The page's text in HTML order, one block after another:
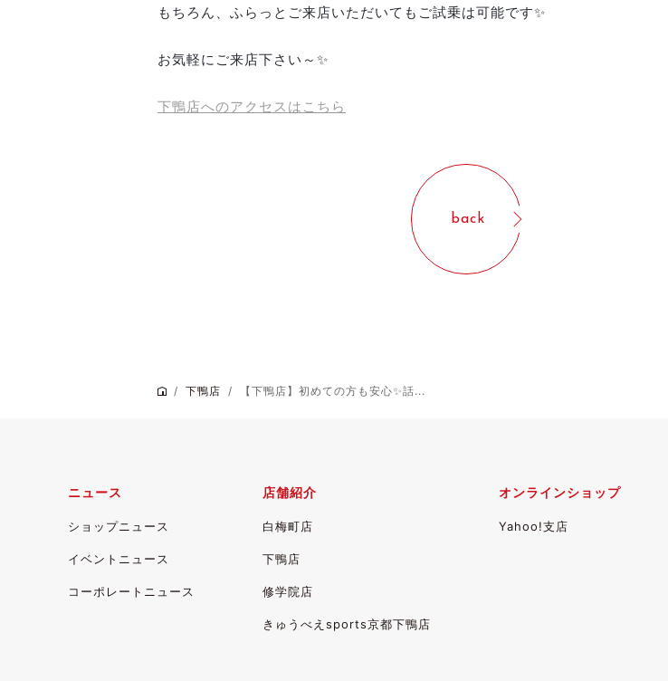
もちろん、ふらっとご来店いただいてもご試乗は可能です✨
お気軽にご来店下さい～✨
下鴨店へのアクセスはこちら
back
下鴨店 【下鴨店】初めての方も安心✨話...
ニュース
ショップニュース
イベントニュース
コーポレートニュース
店舗紹介
白梅町店
下鴨店
修学院店
きゅうべえsports京都下鴨店
オンラインショップ
Yahoo!支店